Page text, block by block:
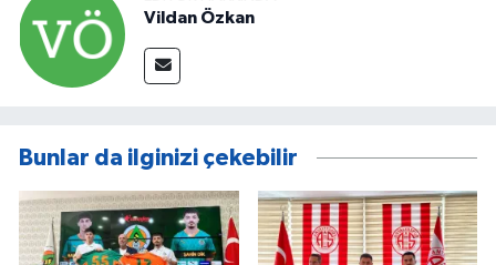
Vildan Özkan
Bunlar da ilginizi çekebilir